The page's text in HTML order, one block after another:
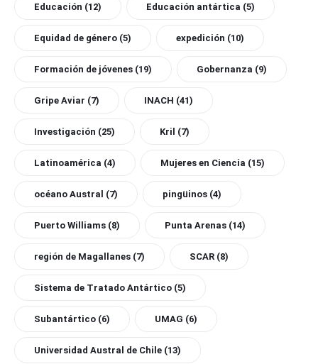
Educación (12) Educación antártica (5)
Equidad de género (5) expedición (10)
Formación de jóvenes (19) Gobernanza (9)
Gripe Aviar (7) INACH (41)
Investigación (25) Kril (7)
Latinoamérica (4) Mujeres en Ciencia (15)
océano Austral (7) pingüinos (4)
Puerto Williams (8) Punta Arenas (14)
región de Magallanes (7) SCAR (8)
Sistema de Tratado Antártico (5)
Subantártico (6) UMAG (6)
Universidad Austral de Chile (13)